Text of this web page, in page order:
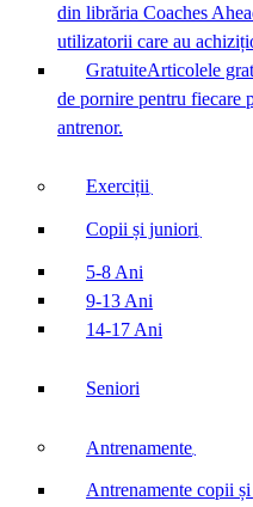
din librăria Coaches
utilizatorii care au
GratuiteArticolele
de pornire pentru fiecare
antrenor.
Exerciții
Copii și juniori
5-8 Ani
9-13 Ani
14-17 Ani
Seniori
Antrenamente
Antrenamente copii